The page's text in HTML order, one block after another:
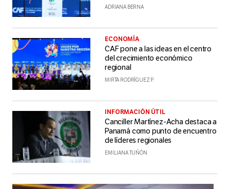
ADRIANA BERNA
ECONOMÍA
CAF pone a las ideas en el centro
del crecimiento económico
regional
MIRTA RODRÍGUEZ P.
INFORMACIÓN ÚTIL
Canciller Martínez-Acha destaca a
Panamá como punto de encuentro
de líderes regionales
EMILIANA TUÑÓN